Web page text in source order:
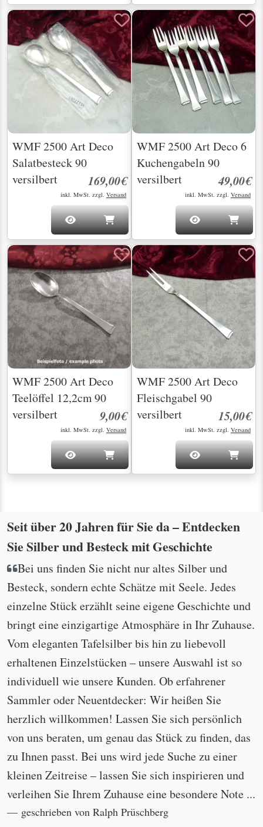
WMF 2500 Art Deco
Salatbesteck 90
versilbert
169,00€
inkl. MwSt. zzgl. Versand
WMF 2500 Art Deco 6
Kuchengabeln 90
versilbert
49,00€
inkl. MwSt. zzgl. Versand
WMF 2500 Art Deco
Teelöffel 12,2cm 90
versilbert
9,00€
inkl. MwSt. zzgl. Versand
WMF 2500 Art Deco
Fleischgabel 90
versilbert
15,00€
inkl. MwSt. zzgl. Versand
Seit über 20 Jahren für Sie da – Entdecken
Sie Silber und Besteck mit Geschichte
Bei uns finden Sie nicht nur altes Silber und
Besteck, sondern echte Schätze mit Seele. Jedes
einzelne Stück erzählt seine eigene Geschichte und
bringt eine einzigartige Atmosphäre in Ihr Zuhause.
Vom eleganten Tafelsilber bis hin zu liebevoll
erhaltenen Einzelstücken – unsere Auswahl ist so
individuell wie unsere Kunden. Ob erfahrener
Sammler oder Neuentdecker: Wir heißen Sie
herzlich willkommen! Lassen Sie sich persönlich
von uns beraten, um genau das Stück zu finden, das
zu Ihnen passt. Bei uns wird jede Suche zu einer
kleinen Zeitreise – lassen Sie sich inspirieren und
verleihen Sie Ihrem Zuhause eine besondere Note ...
geschrieben von Ralph Prüschberg